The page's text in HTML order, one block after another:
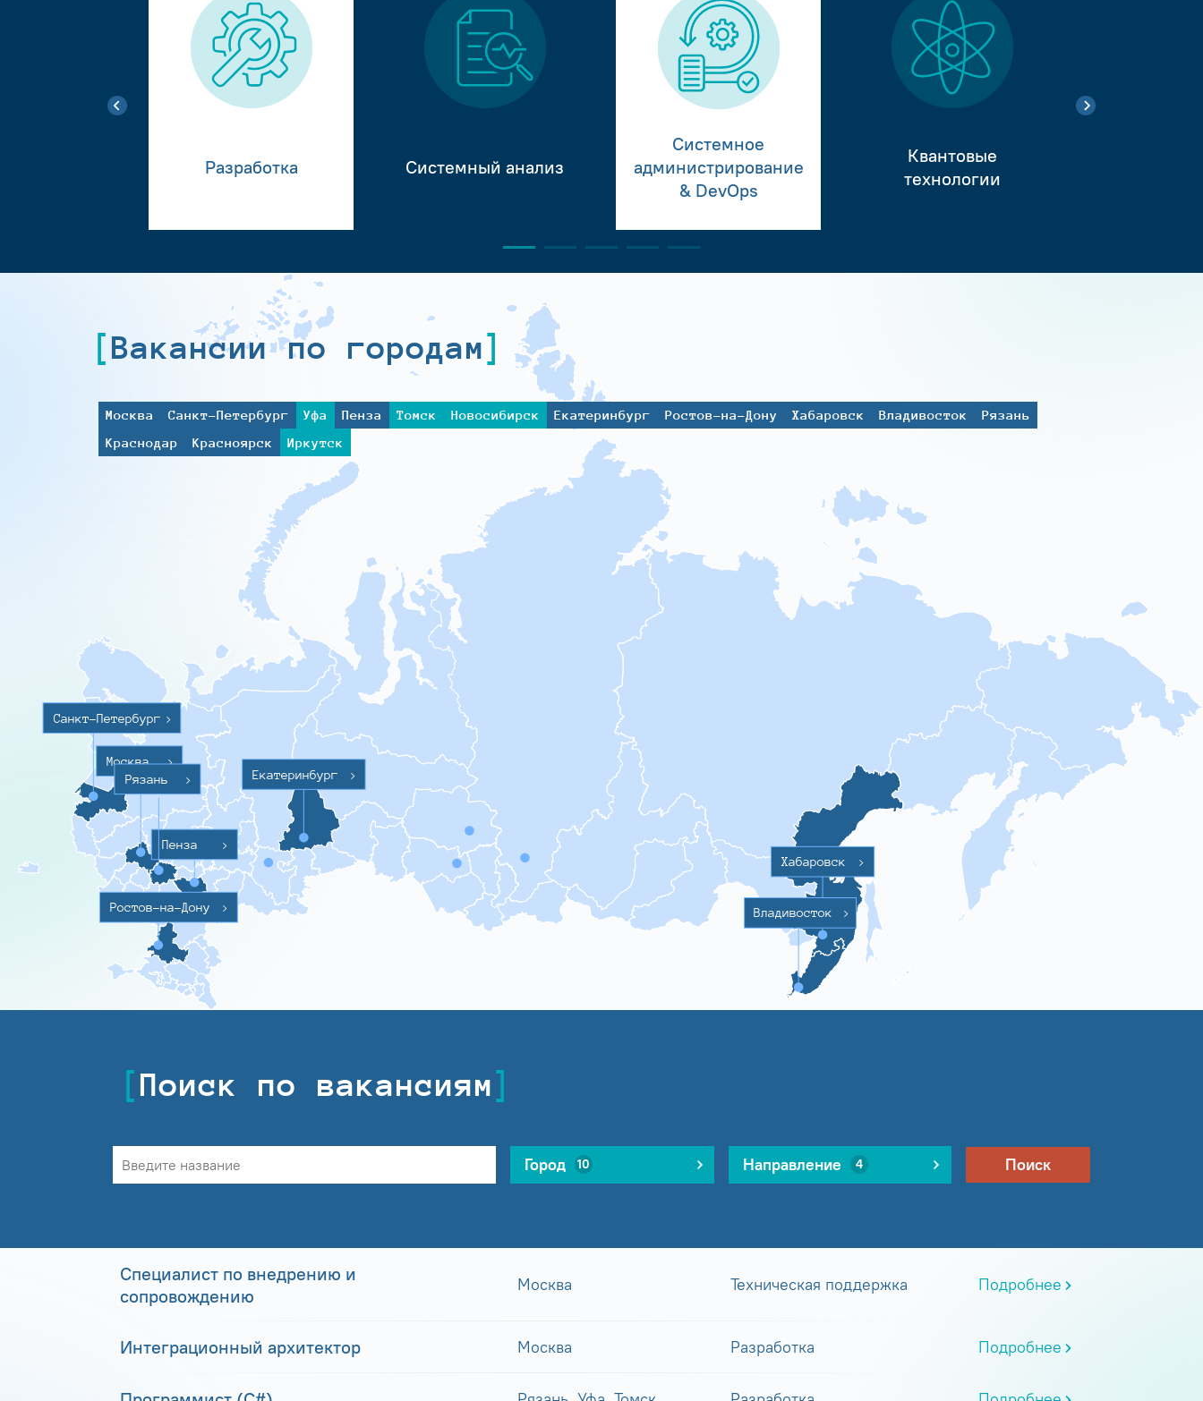
Разработка Системный анализ
Системное
администрирование
& DevOps
Квантовые
технологии
Вакансии по городам
Москва Санкт-Петербург Уфа Пенза Томск Новосибирск Екатеринбург Ростов-на-Дону Хабаровск Владивосток
Рязань
Краснодар
Красноярск Иркутск
Санкт-Петербург >
Москва >
Ростов-на-Дону >
Пенза >
Екатеринбург >
Хабаровск >
Владивосток >
Рязань >
Поиск по вакансиям
Город 10 Направление 4 Поиск
Специалист по внедрению и
сопровождению
Москва Техническая поддержка Подробнее
Интеграционный архитектор Москва Разработка Подробнее